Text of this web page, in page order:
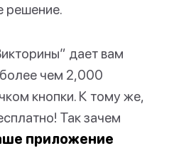
решение.
дает вам
чем 2,000
кнопки. К тому же,
Так зачем
приложение